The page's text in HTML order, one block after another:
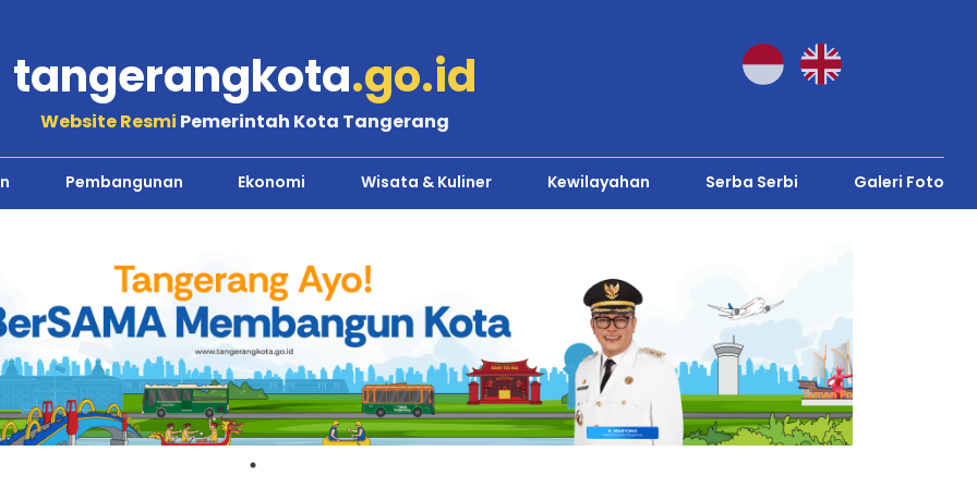
tangerangkota.go.id
Website Resmi Pemerintah Kota Tangerang
Pembangunan Ekonomi Wisata & Kuliner Kewilayahan Serba Serbi Galeri Foto